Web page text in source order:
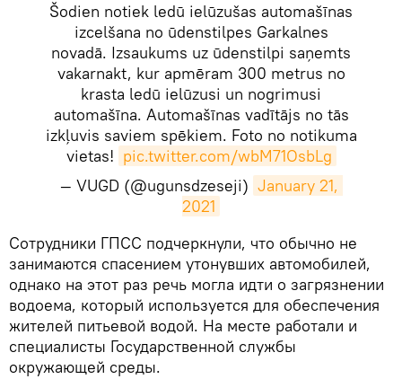
Šodien notiek ledū ielūzušas automašīnas
izcelšana no ūdenstilpes Garkalnes
novadā. Izsaukums uz ūdenstilpi saņemts
vakarnakt, kur apmēram 300 metrus no
krasta ledū ielūzusi un nogrimusi
automašīna. Automašīnas vadītājs no tās
izkļuvis saviem spēkiem. Foto no notikuma
vietas! pic.twitter.com/wbM71OsbLg
— VUGD (@ugunsdzeseji) January 21,
2021
​Сотрудники ГПСС подчеркнули, что обычно не
занимаются спасением утонувших автомобилей,
однако на этот раз речь могла идти о загрязнении
водоема, который используется для обеспечения
жителей питьевой водой. На месте работали и
специалисты Государственной службы
окружающей среды.